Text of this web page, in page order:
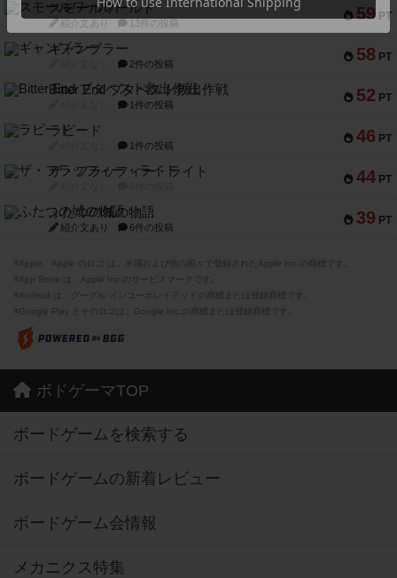
59 PT
スモールワールド
紹介文あり 13件の投稿
58 PT
ギャンブラー
2件の投稿
52 PT
Bitter End ブタペスト救出作戦
1件の投稿
46 PT
ラピード
1件の投稿
44 PT
ザ・フラッフィー・ライト
39 PT
ふたつの城の物語
紹介文あり 6件の投稿
※Apple、Apple のロゴ は、米国および他の国々で登録されたApple Inc.の商標です。
※App Store は、Apple Inc.のサービスマークです。
※Android は、グーグル インコーポレイテッドの商標または登録商標です。
※Google Play とそのロゴは、Google Inc.の商標または登録商標です。
ボドゲーマTOP
ボードゲームを検索する
ボードゲームの新着レビュー
ボードゲーム会情報
メカニクス特集